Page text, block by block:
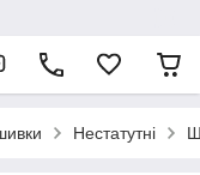
Нестатутні